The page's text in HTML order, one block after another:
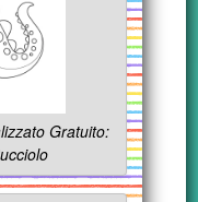
Gratuito: